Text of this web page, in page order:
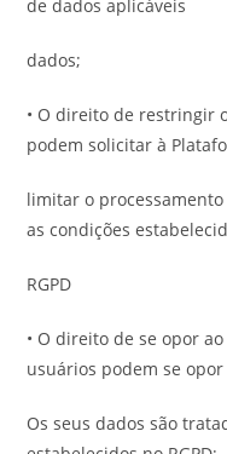
de dados aplicáveis
dados;
• O direito de restringir
podem solicitar à
limitar o
as condições
RGPD
• O direito de se opor
usuários podem se
Os seus dados são